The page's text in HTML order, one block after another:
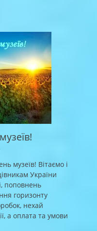
музеїв! Вітаємо і
України
поповнень
горизонту
нехай
а оплата та умови